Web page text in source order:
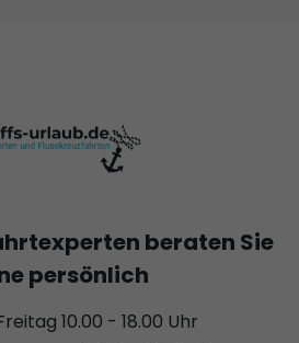
beraten Sie
persönlich
10.00 - 18.00 Uhr